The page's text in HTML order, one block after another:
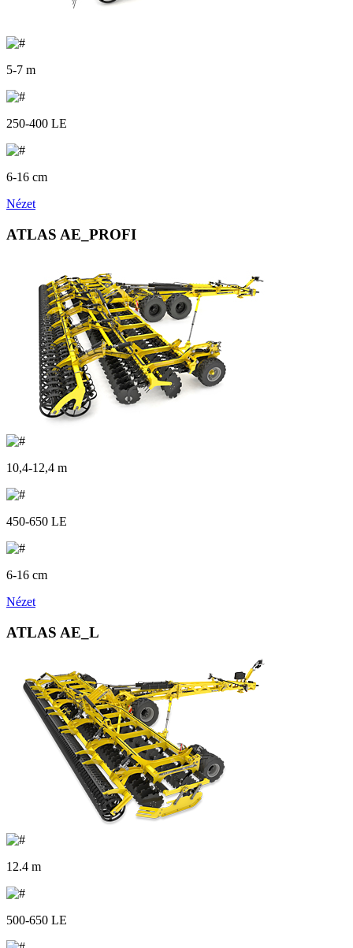
5-7 m
250-400 LE
6-16 cm
Nézet
ATLAS AE_PROFI
10,4-12,4 m
450-650 LE
6-16 cm
Nézet
ATLAS AE_L
12.4 m
500-650 LE